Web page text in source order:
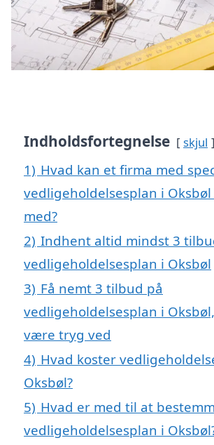
Indholdsfortegnelse skjul
1) Hvad kan et firma med
vedligeholdelsesplan i
med?
2) Indhent altid mindst 3
vedligeholdelsesplan i Oksbøl
3) Få nemt 3 tilbud på
vedligeholdelsesplan i
være tryg ved
4) Hvad koster
Oksbøl?
5) Hvad er med til at
vedligeholdelsesplan i